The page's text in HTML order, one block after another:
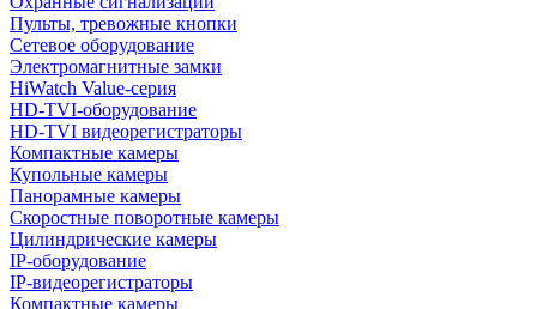
Пульты, тревожные кнопки
Сетевое оборудование
Электромагнитные замки
HiWatch Value-серия
HD-TVI-оборудование
HD-TVI видеорегистраторы
Компактные камеры
Купольные камеры
Панорамные камеры
Скоростные поворотные камеры
Цилиндрические камеры
IP-оборудование
IP-видеорегистраторы
Компактные камеры